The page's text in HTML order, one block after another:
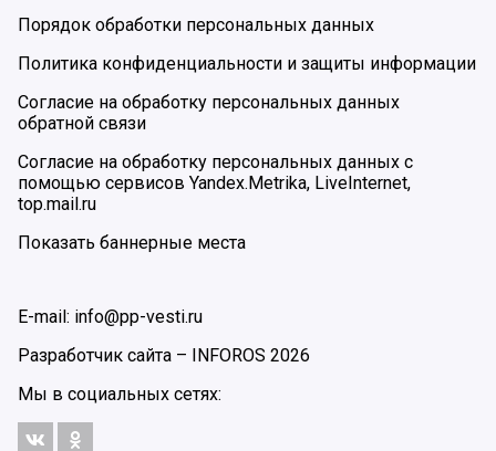
Порядок обработки персональных данных
Политика конфиденциальности и защиты информации
Согласие на обработку персональных данных
обратной связи
Согласие на обработку персональных данных с
помощью сервисов Yandex.Metrika, LiveInternet,
top.mail.ru
Показать баннерные места
E-mail: info@pp-vesti.ru
Разработчик сайта –
INFOROS 2026
Мы в социальных сетях: